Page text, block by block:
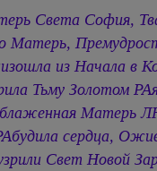
Света София,
Матерь,
из Начала в
Тьму Золотом
Матерь
сердца,
Свет Новой